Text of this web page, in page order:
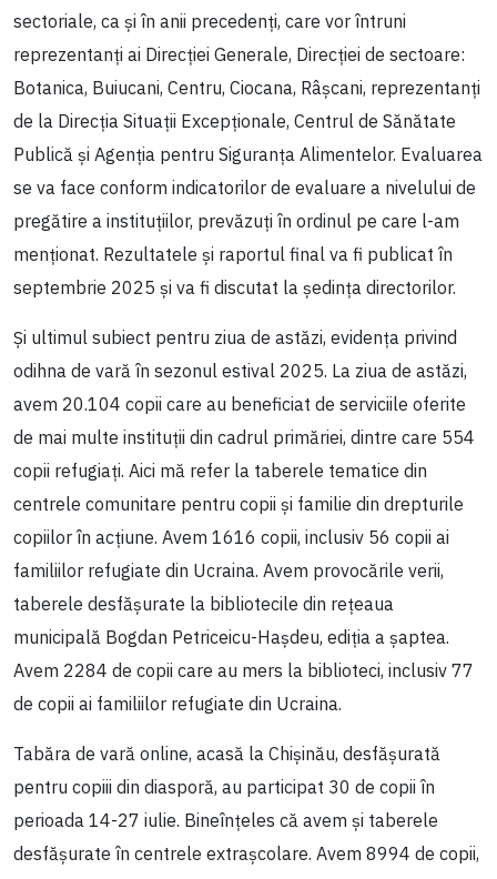
sectoriale, ca și în anii precedenți, care vor întruni
reprezentanți ai Direcției Generale, Direcției de sectoare:
Botanica, Buiucani, Centru, Ciocana, Râșcani, reprezentanți
de la Direcția Situații Excepționale, Centrul de Sănătate
Publică și Agenția pentru Siguranța Alimentelor. Evaluarea
se va face conform indicatorilor de evaluare a nivelului de
pregătire a instituțiilor, prevăzuți în ordinul pe care l-am
menționat. Rezultatele și raportul final va fi publicat în
septembrie 2025 și va fi discutat la ședința directorilor.
Și ultimul subiect pentru ziua de astăzi, evidența privind
odihna de vară în sezonul estival 2025. La ziua de astăzi,
avem 20.104 copii care au beneficiat de serviciile oferite
de mai multe instituții din cadrul primăriei, dintre care 554
copii refugiați. Aici mă refer la taberele tematice din
centrele comunitare pentru copii și familie din drepturile
copiilor în acțiune. Avem 1616 copii, inclusiv 56 copii ai
familiilor refugiate din Ucraina. Avem provocările verii,
taberele desfășurate la bibliotecile din rețeaua
municipală Bogdan Petriceicu-Hașdeu, ediția a șaptea.
Avem 2284 de copii care au mers la biblioteci, inclusiv 77
de copii ai familiilor refugiate din Ucraina.
Tabăra de vară online, acasă la Chișinău, desfășurată
pentru copiii din diasporă, au participat 30 de copii în
perioada 14-27 iulie. Bineînțeles că avem și taberele
desfășurate în centrele extrașcolare. Avem 8994 de copii,